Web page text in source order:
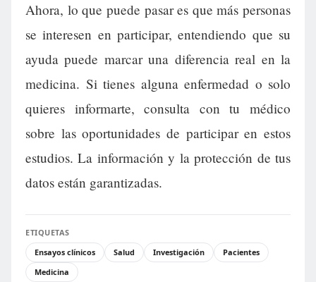
Ahora, lo que puede pasar es que más personas
se interesen en participar, entendiendo que su
ayuda puede marcar una diferencia real en la
medicina. Si tienes alguna enfermedad o solo
quieres informarte, consulta con tu médico
sobre las oportunidades de participar en estos
estudios. La información y la protección de tus
datos están garantizadas.
ETIQUETAS
Ensayos clínicos
Salud Investigación
Pacientes
Medicina